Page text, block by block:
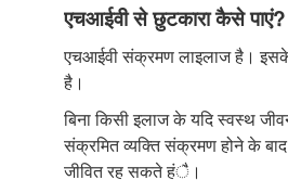
एचआईवी से छुटकारा कैसे पाएं?
एचआईवी संक्रमण लाइलाज है। इसके
है।
बिना किसी इलाज के यदि स्वस्थ
संक्रमित व्यक्ति संक्रमण होने के
जीवित रह सकते हंै।